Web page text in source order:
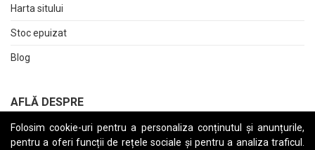
Folosim cookie-uri pentru a personaliza conținutul și anunțurile,
pentru a oferi funcții de rețele sociale și pentru a analiza traficul.
Harta sitului
Stoc epuizat
Blog
AFLĂ DESPRE
Returnări